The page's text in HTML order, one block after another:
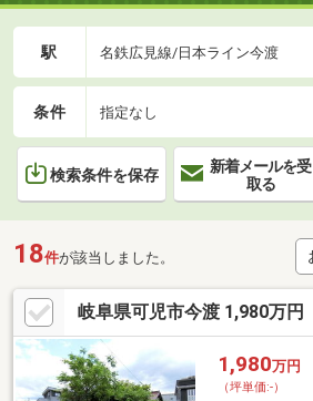
駅 名鉄広見線/日本ライン今渡
条件 指定なし
検索条件を保存
新着メールを受
取る
18件が該当しました。
岐阜県可児市今渡 1,980万円
1,980万円
（坪単価:-）